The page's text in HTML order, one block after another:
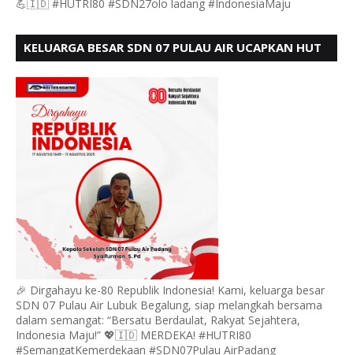
💪🇮🇩 #HUTRI80 #SDN27olo ladang #IndonesiaMaju
KELUARGA BESAR SDN 07 PULAU AIR UCAPKAN HUT
🎉 Dirgahayu ke-80 Republik Indonesia! Kami, keluarga besar
SDN 07 Pulau Air Lubuk Begalung, siap melangkah bersama
dalam semangat: “Bersatu Berdaulat, Rakyat Sejahtera,
Indonesia Maju!” 💖🇮🇩 MERDEKA! #HUTRI80
#SemangatKemerdekaan #SDN07Pulau AirPadang